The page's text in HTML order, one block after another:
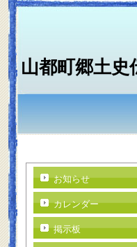
山都町郷土史
お知らせ
カレンダー
掲示板